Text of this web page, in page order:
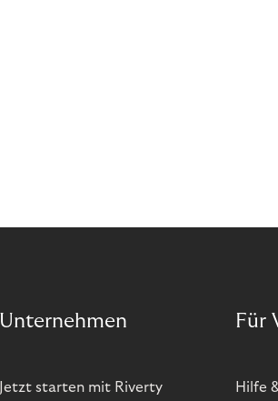
Unternehmen
Jetzt starten mit Riverty
Für
Hilfe